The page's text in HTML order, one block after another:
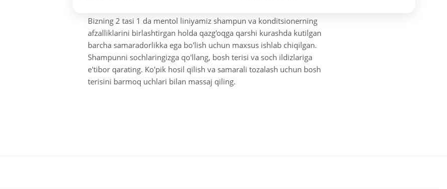
Bizning 2 tasi 1 da mentol liniyamiz shampun va konditsionerning
afzalliklarini birlashtirgan holda qazg'oqga qarshi kurashda kutilgan
barcha samaradorlikka ega bo'lish uchun maxsus ishlab chiqilgan.
Shampunni sochlaringizga qo'llang, bosh terisi va soch ildizlariga
e'tibor qarating. Ko'pik hosil qilish va samarali tozalash uchun bosh
terisini barmoq uchlari bilan massaj qiling.